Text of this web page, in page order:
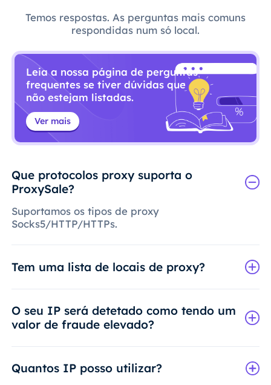
Temos respostas. As perguntas mais comuns
respondidas num só local.
Leia a nossa página de perguntas
frequentes se tiver dúvidas que
não estejam listadas.
Ver mais
Que protocolos proxy suporta o
ProxySale?
Suportamos os tipos de proxy
Socks5/HTTP/HTTPs.
Tem uma lista de locais de proxy?
O seu IP será detetado como tendo um
valor de fraude elevado?
Quantos IP posso utilizar?